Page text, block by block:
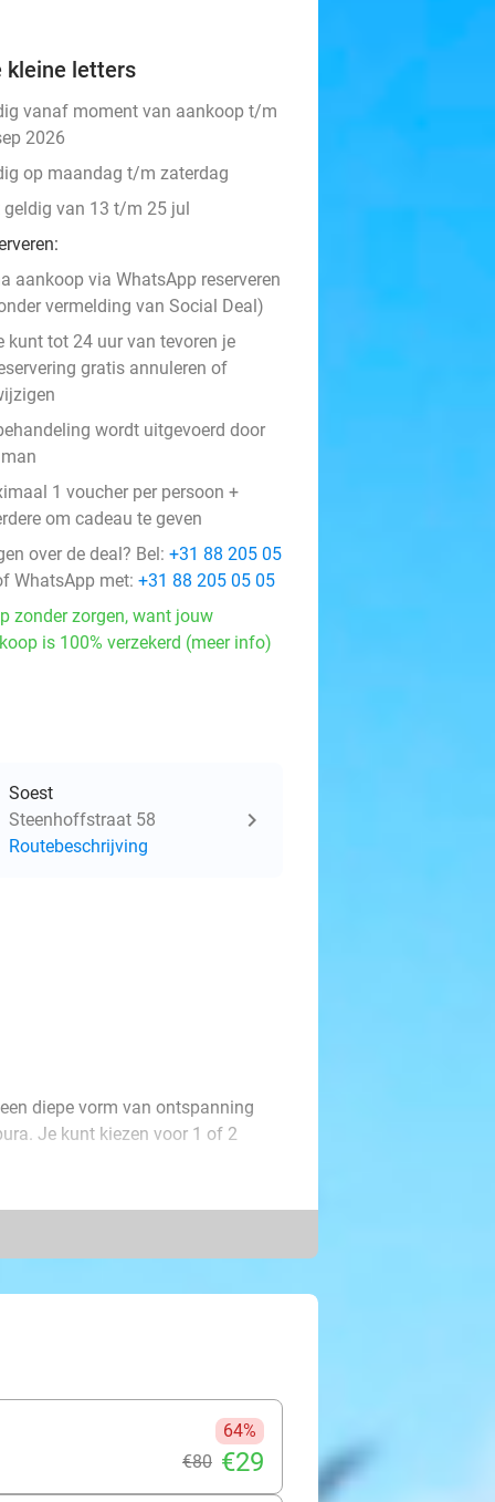
kleine letters
vanaf moment van aankoop t/m
2026
op maandag t/m zaterdag
geldig van 13 t/m 25 jul
aankoop via WhatsApp reserveren
vermelding van Social Deal)
kunt tot 24 uur van tevoren je
gratis annuleren of
wordt uitgevoerd door
1 voucher per persoon +
om cadeau te geven
over de deal? Bel: +31 88 205 05
WhatsApp met: +31 88 205 05 05
zonder zorgen, want jouw
is 100% verzekerd (meer info)
Soest
Steenhoffstraat 58
Routebeschrijving
diepe vorm van ontspanning
Je kunt kiezen voor 1 of 2
Tijdens de Cranio-
opgespoord en met
behandeling eventueel uit met
64%
€80 €29